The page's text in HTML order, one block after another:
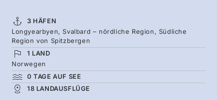
der abgelegensten Wildnisgebiete Europas
offenbart sich Ihnen während einer Woche
voller intensiver Erkundungen. Halten Sie auf
den Inseln Ausschau nach Eisbären, reisen Sie
zu türkisblauen Gletschern und beobachten
Sie vorbeiziehende Buckelwale. Die
3 HÄFEN
Longyearbyen, Svalbard – nördliche Region, Südliche
Region von Spitzbergen
1 LAND
Norwegen
0 TAGE AUF SEE
18 LANDAUSFLÜGE